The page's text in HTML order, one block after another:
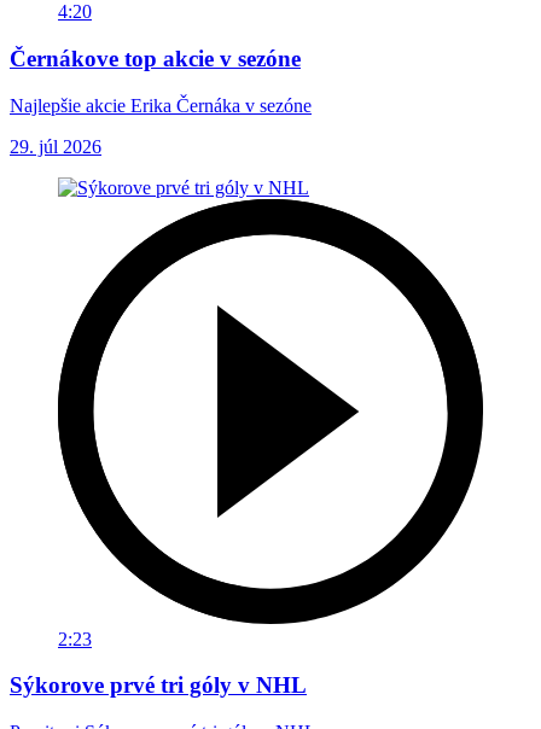
4:20
Černákove top akcie v sezóne
Najlepšie akcie Erika Černáka v sezóne
29. júl 2026
2:23
Sýkorove prvé tri góly v NHL